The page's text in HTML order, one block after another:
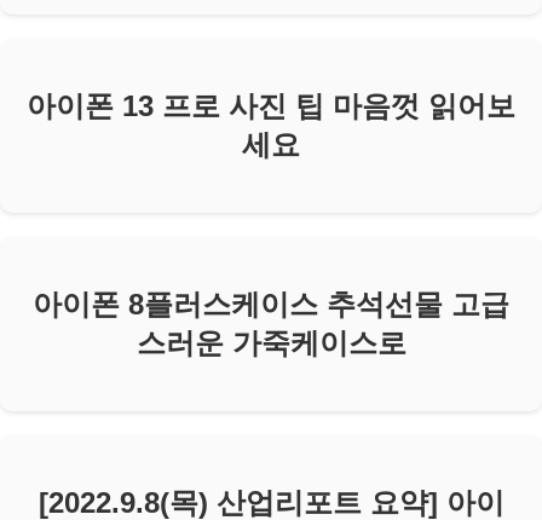
아이폰 13 프로 사진 팁 마음껏 읽어보
세요
아이폰 8플러스케이스 추석선물 고급
스러운 가죽케이스로
[2022.9.8(목) 산업리포트 요약] 아이